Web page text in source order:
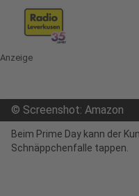
Anzeige
© Screenshot: Amazon
Beim Prime Day kann der
Schnäppchenfalle tappen.